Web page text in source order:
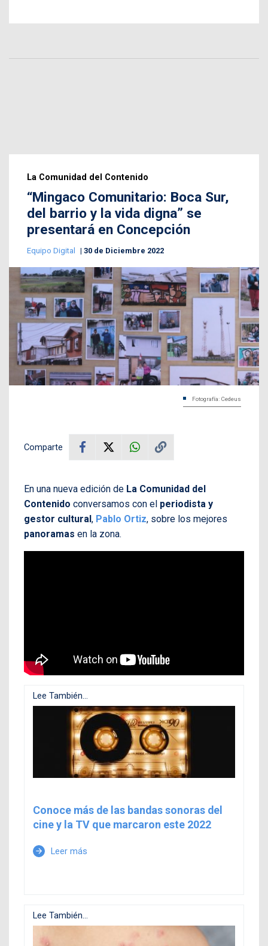
La Comunidad del Contenido
“Mingaco Comunitario: Boca Sur,
del barrio y la vida digna” se
presentará en Concepción
Equipo Digital 30 de Diciembre 2022
Fotografía: Cedeus
Comparte
En una nueva edición de La Comunidad del
Contenido conversamos con el periodista y
gestor cultural, Pablo Ortiz, sobre los mejores
panoramas en la zona.
Lee También...
Conoce más de las bandas sonoras del
cine y la TV que marcaron este 2022
arrow_forward Leer más
Lee También...